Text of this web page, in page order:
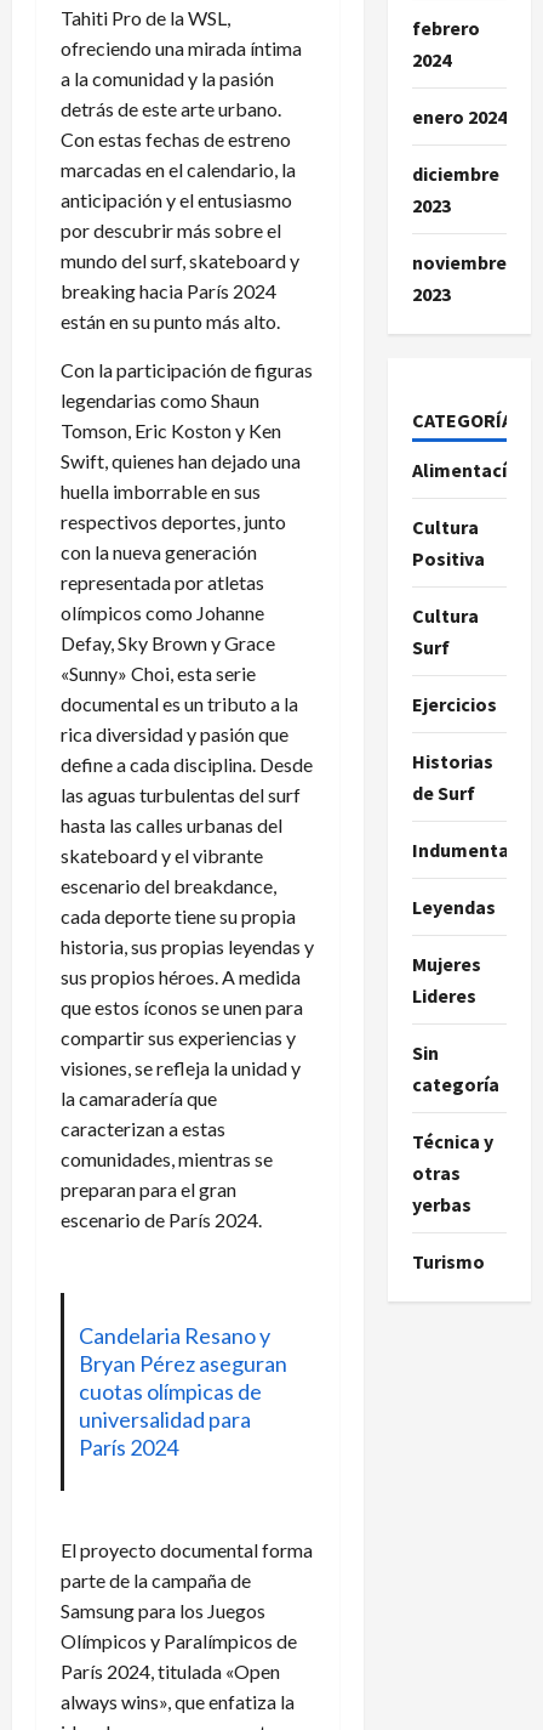
Tahiti Pro de la WSL,
ofreciendo una mirada íntima
a la comunidad y la pasión
detrás de este arte urbano.
Con estas fechas de estreno
marcadas en el calendario, la
anticipación y el entusiasmo
por descubrir más sobre el
mundo del surf, skateboard y
breaking hacia París 2024
están en su punto más alto.
Con la participación de figuras
legendarias como Shaun
Tomson, Eric Koston y Ken
Swift, quienes han dejado una
huella imborrable en sus
respectivos deportes, junto
con la nueva generación
representada por atletas
olímpicos como Johanne
Defay, Sky Brown y Grace
«Sunny» Choi, esta serie
documental es un tributo a la
rica diversidad y pasión que
define a cada disciplina. Desde
las aguas turbulentas del surf
hasta las calles urbanas del
skateboard y el vibrante
escenario del breakdance,
cada deporte tiene su propia
historia, sus propias leyendas y
sus propios héroes. A medida
que estos íconos se unen para
compartir sus experiencias y
visiones, se refleja la unidad y
la camaradería que
caracterizan a estas
comunidades, mientras se
preparan para el gran
escenario de París 2024.
Candelaria Resano y
Bryan Pérez aseguran
cuotas olímpicas de
universalidad para
París 2024
El proyecto documental forma
parte de la campaña de
Samsung para los Juegos
Olímpicos y Paralímpicos de
París 2024, titulada «Open
always wins», que enfatiza la
febrero
2024
enero 2024
diciembre
2023
noviembre
2023
CATEGORÍAS
Alimentacíon
Cultura
Positiva
Cultura
Surf
Ejercicios
Historias
de Surf
Indumentaria
Leyendas
Mujeres
Lideres
Sin
categoría
Técnica y
otras
yerbas
Turismo